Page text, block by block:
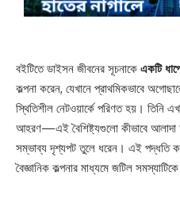
বইটিতে ডাইসন জীবনের সূচনাকে একটি
কল্পনা করেন, যেখানে প্রাথমিকভাবে
স্থিতিশীল নেটওয়ার্কে পরিণত হয়। তিনি
আহরণ—এই বৈশিষ্ট্যগুলো কীভাবে আলাদা
সম্ভাব্য দৃশ্যপট তুলে ধরেন। এই পদ্ধতি
বৈজ্ঞানিক কল্পনার মাধ্যমে জটিল